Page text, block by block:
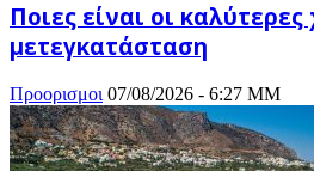
Ποιες είναι οι
μετεγκατάσταση
Προορισμοι 07/08/2026 - 6:27 ΜΜ